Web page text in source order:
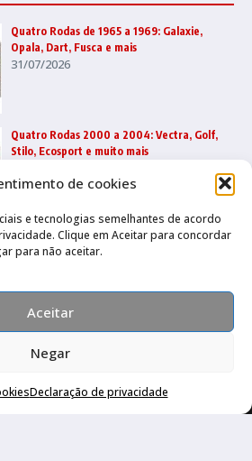
de cookies
e tecnologias semelhantes de acordo
Clique em Aceitar para concordar
para não aceitar.
Aceitar
Negar
Declaração de privacidade
Quatro Rodas de 1965 a 1969: Galaxie,
Opala, Dart, Fusca e mais
31/07/2026
Quatro Rodas 2000 a 2004: Vectra, Golf,
Stilo, Ecosport e muito mais
Quatro Rodas 1995 a 1999: Ka, Marea,
grandes esportivos e mais